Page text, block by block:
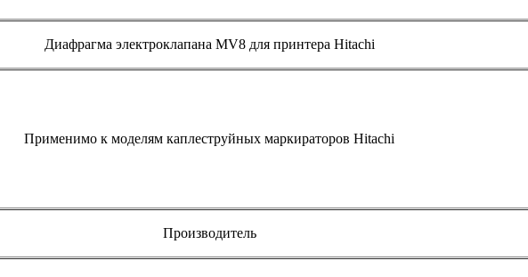
Диафрагма электроклапана MV8 для принтера Hitachi
Применимо к моделям каплеструйных маркираторов Hitachi
Производитель